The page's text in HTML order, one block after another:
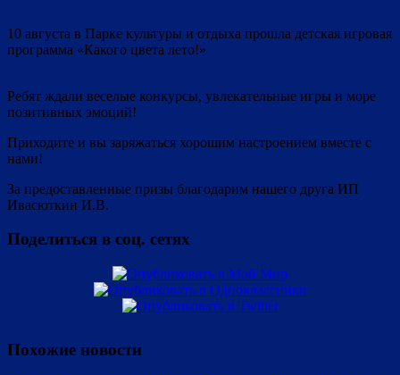
10 августа в Парке культуры и отдыха прошла детская игровая
программа «Какого цвета лето!»
Ребят ждали веселые конкурсы, увлекательные игры и море
позитивных эмоций!
Приходите и вы заряжаться хорошим настроением вместе с
нами!
За предоставленные призы благодарим нашего друга ИП
Ивасюткин И.В.
Поделиться в соц. сетях
Похожие новости